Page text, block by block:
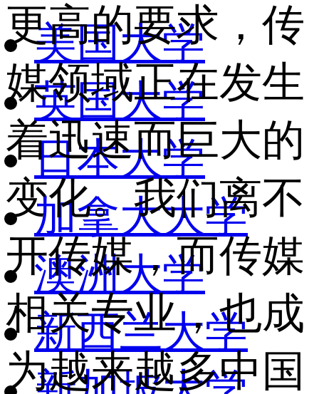
美国大学
英国大学
日本大学
加拿大大学
澳洲大学
新西兰大学
更高的要求，传
媒领域正在发生
着迅速而巨大的
变化。我们离不
开传媒，而传媒
相关专业，也成
为越来越多中国